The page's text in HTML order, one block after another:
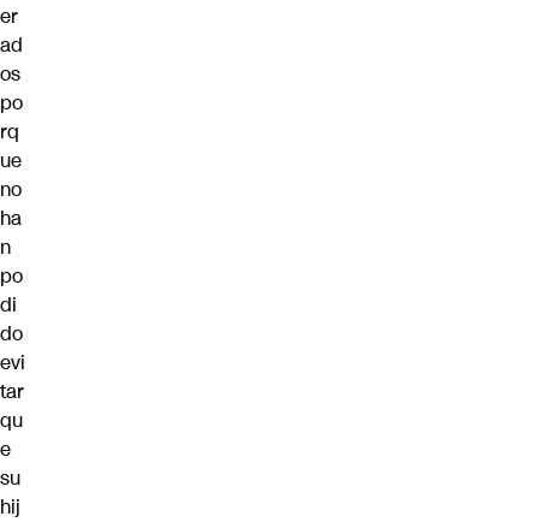
er
ad
os
po
rq
ue
no
ha
n
po
di
do
evi
tar
qu
e
su
hij